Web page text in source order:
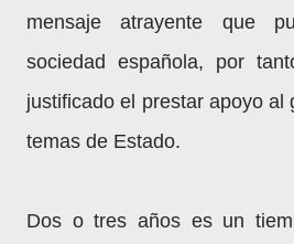
mensaje atrayente que
sociedad española, por
justificado el prestar apoyo al
temas de Estado.
Dos o tres años es un